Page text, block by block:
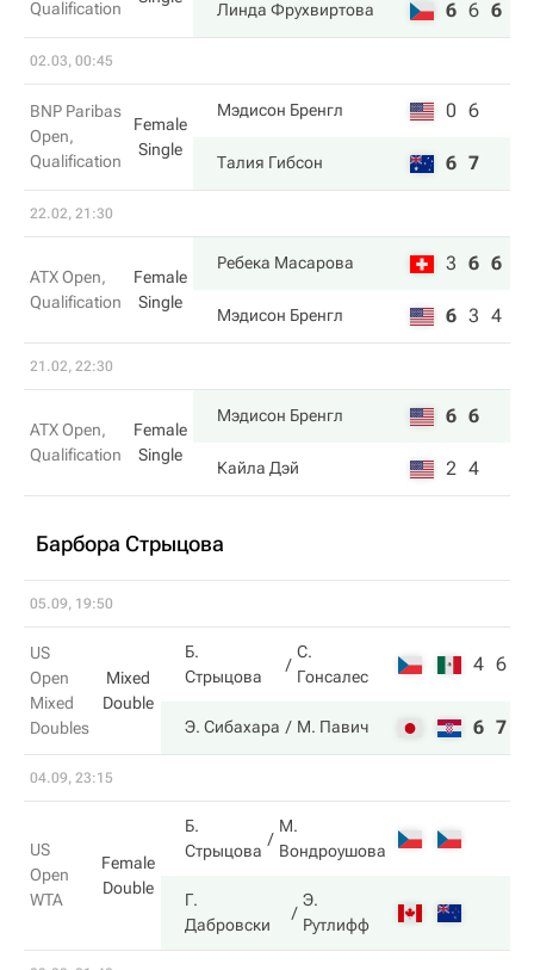
Qualification
Линда Фрухвиртова 6 6 6
02.03, 00:45
BNP Paribas
Open,
Qualification
Female
Single
Мэдисон Бренгл 0 6
Талия Гибсон 6 7
22.02, 21:30
ATX Open,
Qualification
Female
Single
Ребека Масарова 3 6 6
Мэдисон Бренгл 6 3 4
21.02, 22:30
ATX Open,
Qualification
Female
Single
Мэдисон Бренгл 6 6
Кайла Дэй 2 4
Барбора Стрыцова
05.09, 19:50
US
Open
Mixed
Doubles
Mixed
Double
Б.
Стрыцова
С.
Гонсалес
4 6
Э. Сибахара М. Павич 6 7
04.09, 23:15
US
Open
WTA
Female
Double
Б.
Стрыцова
М.
Вондроушова
Г.
Дабровски
Э.
Рутлифф